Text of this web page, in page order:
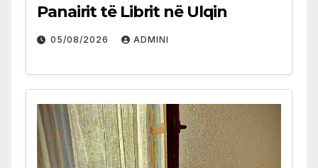
Panairit të Librit në Ulqin
05/08/2026 ADMINI